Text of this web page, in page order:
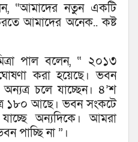
“আমাদের নতুন একটি
আমাদের অনেক.. কষ্ট
পাল বলেন, “ ২০১৩
করা হয়েছে। ভবন
অন্যত্র চলে যাচ্ছেন। ৪’শ
১৮০ আছে। ভবন সংকটে
যাচ্ছে অন্যদিকে। আমরা
পাচ্ছি না ”।